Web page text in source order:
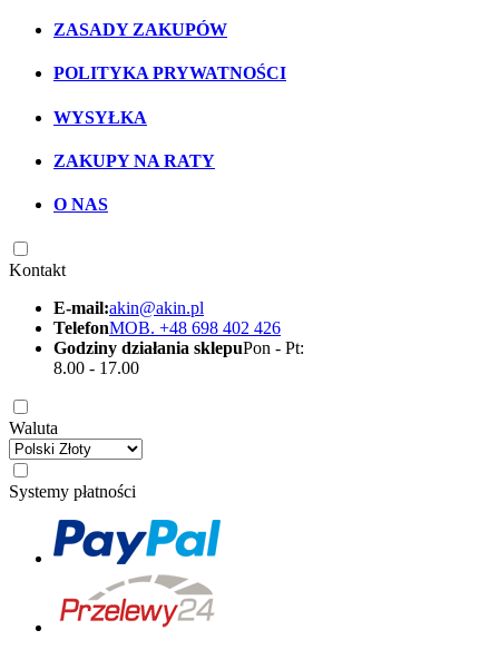
ZASADY ZAKUPÓW
POLITYKA PRYWATNOŚCI
WYSYŁKA
ZAKUPY NA RATY
O NAS
Kontakt
E-mail:akin@akin.pl
TelefonMOB. +48 698 402 426
Godziny działania sklepuPon - Pt:
8.00 - 17.00
Waluta
Systemy płatności